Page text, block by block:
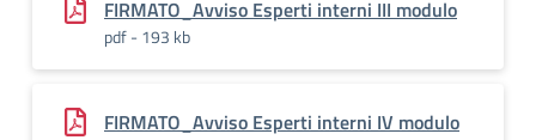
FIRMATO_Avviso Esperti interni III modulo
pdf - 193 kb
FIRMATO_Avviso Esperti interni IV modulo